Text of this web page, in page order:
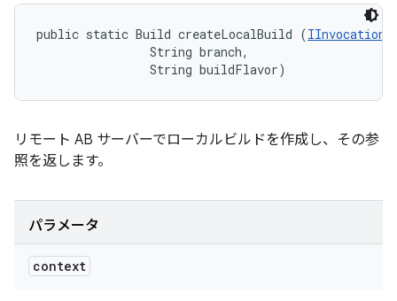
public static Build createLocalBuild (
                String branch,
                String buildFlavor)
リモート AB サーバーでローカルビルドを作成し、その参
照を返します。
パラメータ
context